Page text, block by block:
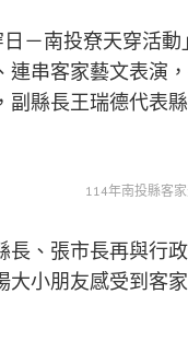
日－南投尞天穿活
連串客家藝文表演
副縣長王瑞德代表
114年南投縣客
長、張市長再與行
小朋友感受到客